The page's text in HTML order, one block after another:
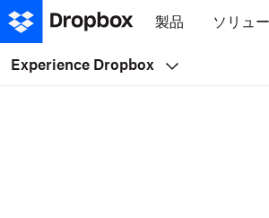
製品 ソリュ
Experience Dropbox